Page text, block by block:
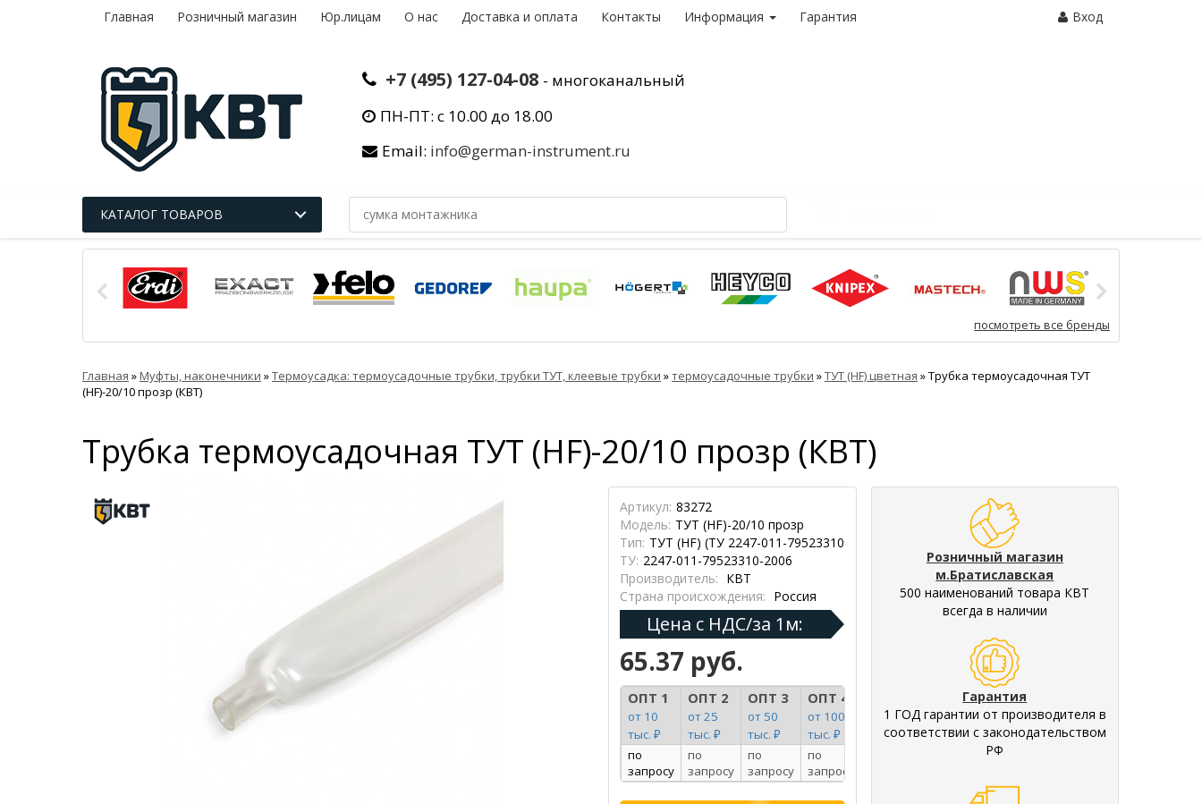
Главная Розничный магазин Юр.лицам О нас Доставка и оплата Контакты Информация Гарантия Вход
+7 (495) 127-04-08 - многоканальный
ПН-ПТ: с 10.00 до 18.00
Email: info@german-instrument.ru
КАТАЛОГ ТОВАРОВ
посмотреть все бренды
Главная »Муфты, наконечники »Термоусадка: термоусадочные трубки, трубки ТУТ, клеевые трубки »термоусадочные трубки »ТУТ (HF) цветная »Трубка термоусадочная ТУТ
(HF)-20/10 прозр (КВТ)
Трубка термоусадочная ТУТ (HF)-20/10 прозр (КВТ)
Артикул: 83272
Модель: ТУТ (HF)-20/10 прозр
Тип: ТУТ (HF) (ТУ 2247-011-79523310
ТУ: 2247-011-79523310-2006
Производитель: КВТ
Страна происхождения: Россия
Цена с НДС/за 1м:
65.37 руб.
ОПТ 1
от 10
тыс. ₽
ОПТ 2
от 25
тыс. ₽
ОПТ 3
от 50
тыс. ₽
ОПТ 4
от 100
тыс. ₽
по
запросу
по
запросу
по
запросу
по
запросу
Розничный магазин
м.Братиславская
500 наименований товара КВТ
всегда в наличии
Гарантия
1 ГОД гарантии от производителя в
соответствии с законодательством
РФ